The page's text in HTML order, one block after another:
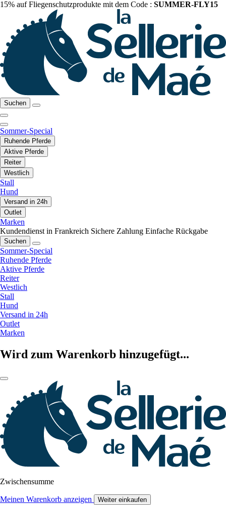
15% auf Fliegenschutzprodukte mit dem Code : SUMMER-FLY15
Suchen
Sommer-Special
Ruhende Pferde
Aktive Pferde
Reiter
Westlich
Stall
Hund
Versand in 24h
Outlet
Marken
Kundendienst in Frankreich Sichere Zahlung Einfache Rückgabe
Suchen
Sommer-Special
Ruhende Pferde
Aktive Pferde
Reiter
Westlich
Stall
Hund
Versand in 24h
Outlet
Marken
Wird zum Warenkorb hinzugefügt...
Zwischensumme
Meinen Warenkorb anzeigen Weiter einkaufen